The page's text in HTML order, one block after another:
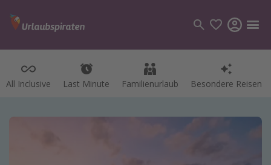
All Inclusive Last Minute Familienurlaub Besondere Reisen
Kategorien